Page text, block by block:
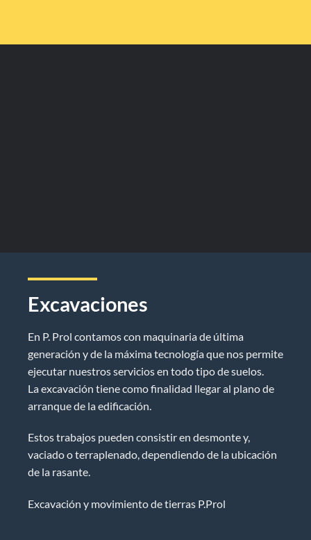
Excavaciones
En P. Prol contamos con maquinaria de última
generación y de la máxima tecnología que nos permite
ejecutar nuestros servicios en todo tipo de suelos.
La excavación tiene como finalidad llegar al plano de
arranque de la edificación.
Estos trabajos pueden consistir en desmonte y,
vaciado o terraplenado, dependiendo de la ubicación
de la rasante.
Excavación y movimiento de tierras P.Prol